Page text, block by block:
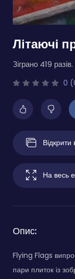
Літаючі
Зіграно 419 разів.
0
Відкрити
На весь
Опис:
Flying Flags
пари плиток із